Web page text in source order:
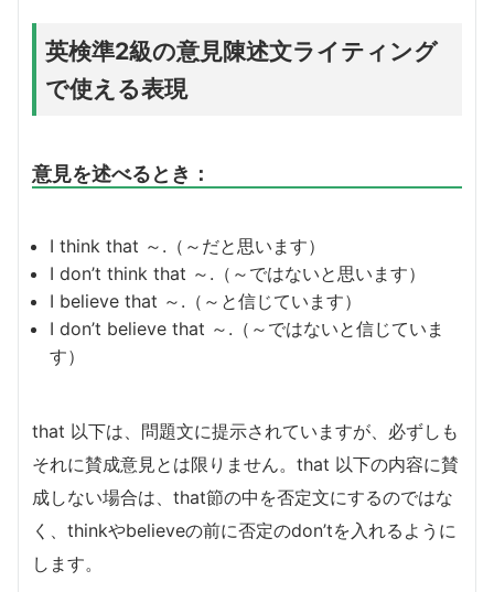
英検準2級の意見陳述文ライティング
で使える表現
意見を述べるとき：
I think that ～.（～だと思います）
I don’t think that ～.（～ではないと思います）
I believe that ～.（～と信じています）
I don’t believe that ～.（～ではないと信じていま
す）
that 以下は、問題文に提示されていますが、必ずしも
それに賛成意見とは限りません。that 以下の内容に賛
成しない場合は、that節の中を否定文にするのではな
く、thinkやbelieveの前に否定のdon’tを入れるように
します。